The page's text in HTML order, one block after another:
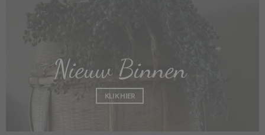
Nieuw Binnen
KLIK HIER